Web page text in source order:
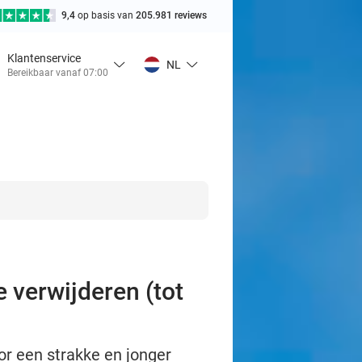
9,4 op basis van 205.981 reviews
Klantenservice
Bereikbaar vanaf 07:00
NL
verwijderen (tot
een strakke en jonger